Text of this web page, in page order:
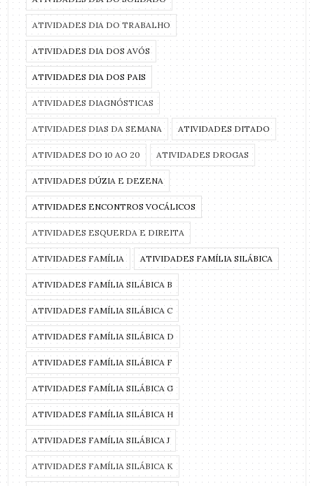
ATIVIDADES DIA DO TRABALHO
ATIVIDADES DIA DOS AVÓS
ATIVIDADES DIA DOS PAIS
ATIVIDADES DIAGNÓSTICAS
ATIVIDADES DIAS DA SEMANA ATIVIDADES DITADO
ATIVIDADES DO 10 AO 20 ATIVIDADES DROGAS
ATIVIDADES DÚZIA E DEZENA
ATIVIDADES ENCONTROS VOCÁLICOS
ATIVIDADES ESQUERDA E DIREITA
ATIVIDADES FAMÍLIA ATIVIDADES FAMÍLIA SILÁBICA
ATIVIDADES FAMÍLIA SILÁBICA B
ATIVIDADES FAMÍLIA SILÁBICA C
ATIVIDADES FAMÍLIA SILÁBICA D
ATIVIDADES FAMÍLIA SILÁBICA F
ATIVIDADES FAMÍLIA SILÁBICA G
ATIVIDADES FAMÍLIA SILÁBICA H
ATIVIDADES FAMÍLIA SILÁBICA J
ATIVIDADES FAMÍLIA SILÁBICA K